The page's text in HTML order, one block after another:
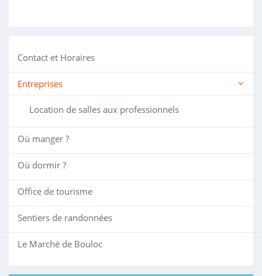
Contact et Horaires
Entreprises
Location de salles aux professionnels
Où manger ?
Où dormir ?
Office de tourisme
Sentiers de randonnées
Le Marché de Bouloc